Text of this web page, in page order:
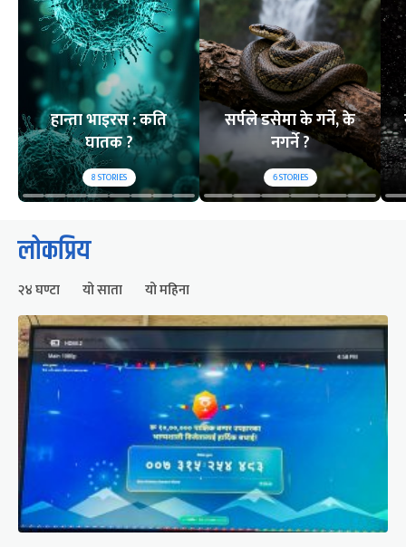
हान्ता भाइरस : कति
घातक ?
8STORIES
सर्पले डसेमा के गर्ने, के
नगर्ने ?
6STORIES
लोकप्रिय
२४ घण्टा यो साता यो महिना